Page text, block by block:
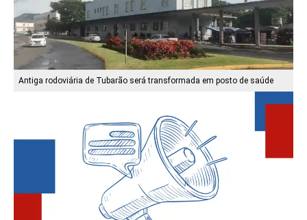
Antiga rodoviária de Tubarão será transformada em posto de saúde